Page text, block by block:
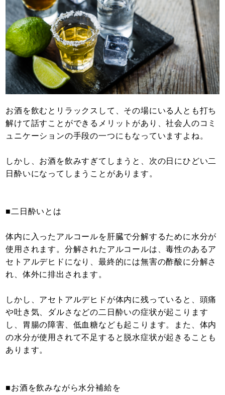
お酒を飲むとリラックスして、その場にいる人とも打ち
解けて話すことができるメリットがあり、社会人のコミ
ュニケーションの手段の一つにもなっていますよね。
しかし、お酒を飲みすぎてしまうと、次の日にひどい二
日酔いになってしまうことがあります。
■二日酔いとは
体内に入ったアルコールを肝臓で分解するために水分が
使用されます。分解されたアルコールは、毒性のあるア
セトアルデヒドになり、最終的には無害の酢酸に分解さ
れ、体外に排出されます。
しかし、アセトアルデヒドが体内に残っていると、頭痛
や吐き気、ダルさなどの二日酔いの症状が起こります
し、胃腸の障害、低血糖なども起こります。また、体内
の水分が使用されて不足すると脱水症状が起きることも
あります。
■お酒を飲みながら水分補給を